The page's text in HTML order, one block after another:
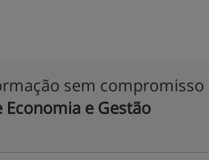
sem compromisso
Economia e Gestão